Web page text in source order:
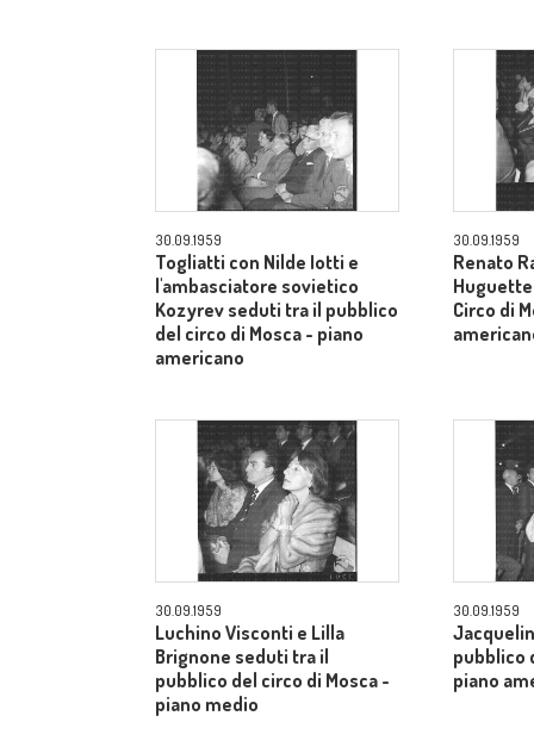
30.09.1959
Togliatti con Nilde Iotti e
l'ambasciatore sovietico
Kozyrev seduti tra il pubblico
del circo di Mosca - piano
americano
30.09.1959
Renato
Circo di
30.09.1959
Luchino Visconti e Lilla
Brignone seduti tra il
pubblico del circo di Mosca -
piano medio
30.09.1959
pubblico
piano